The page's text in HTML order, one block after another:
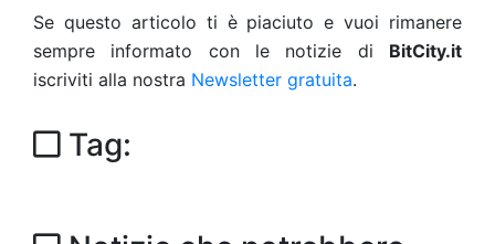
Se questo articolo ti è piaciuto e vuoi rimanere
sempre informato con le notizie di BitCity.it
iscriviti alla nostra Newsletter gratuita.
Tag: